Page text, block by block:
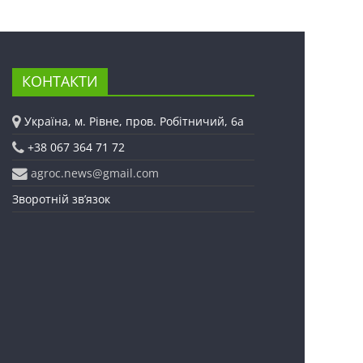
КОНТАКТИ
Україна, м. Рівне, пров. Робітничий, 6а
+38 067 364 71 72
agroc.news@gmail.com
Зворотній зв’язок